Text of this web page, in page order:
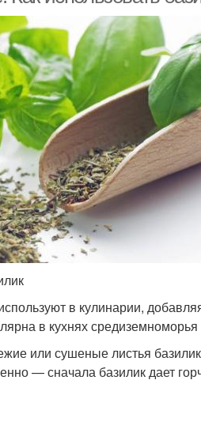
в кулинарии,
в кухнях средиземноморья
или сушеные листья
— сначала базилик дает